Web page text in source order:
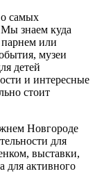
самых
знаем куда
или
музеи
детей
и интересные
стоит
Новгороде
для
выставки,
для активного